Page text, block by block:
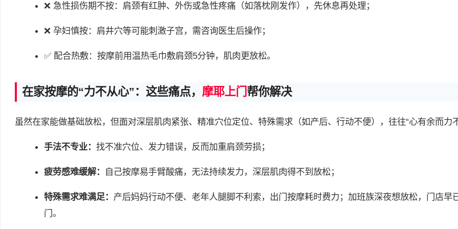
❌ 急性损伤期不按：肩颈有红肿、外伤或急性疼痛（如落枕刚发作），先休息再处理；
❌ 孕妇慎按：肩井穴等可能刺激子宫，需咨询医生后操作；
✅ 配合热敷：按摩前用温热毛巾敷肩颈5分钟，肌肉更放松。
在家按摩的“力不从心”：这些痛点， 摩耶上门 帮你解决
虽然在家能做基础放松，但面对深层肌肉紧张、精准穴位定位、特殊需求（如产后、行动不便），往往“心有余而力不
手法不专业：找不准穴位、发力错误，反而加重肩颈劳损；
疲劳感难缓解： 自己按摩易手臂酸痛，无法持续发力，深层肌肉得不到放松；
特殊需求难满足： 产后妈妈行动不便、老年人腿脚不利索，出门按摩耗时费力；加班族深夜想放松，门店早
门。